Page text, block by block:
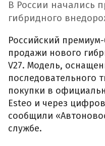
В России начались
гибридного
Российский
продажи нового
V27. Модель,
последовательного
покупки в
Esteo и через
сообщили
службе.